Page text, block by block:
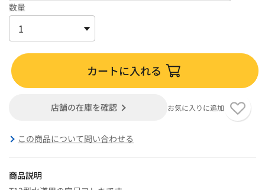
数量
カートに入れる
店舗の在庫を確認 お気に入りに追加
この商品について問い合わせる
商品説明